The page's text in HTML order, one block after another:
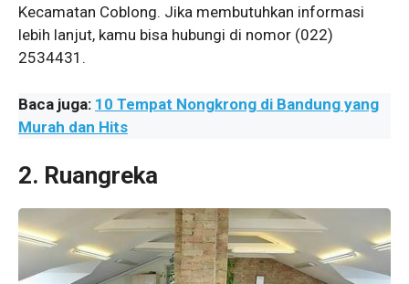
Kecamatan Coblong. Jika membutuhkan informasi
lebih lanjut, kamu bisa hubungi di nomor (022)
2534431.
Baca juga: 10 Tempat Nongkrong di Bandung yang
Murah dan Hits
2. Ruangreka